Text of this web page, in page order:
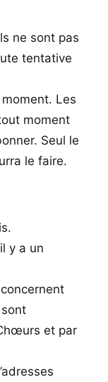
ne sont pas
tentative
Les
moment
Seul le
le faire.
y a un
et par